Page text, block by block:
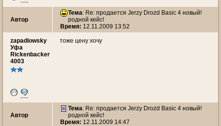
Автор
Тема: Re: продается Jerzy Drozd Basic 4 новый!
родной кейс!
Время: 12.11.2009 13:52
zapadlowsky
Уфа
Rickenbacker
4003
тоже цену хочу
Автор
Тема: Re: продается Jerzy Drozd Basic 4 новый!
родной кейс!
Время: 12.11.2009 14:47